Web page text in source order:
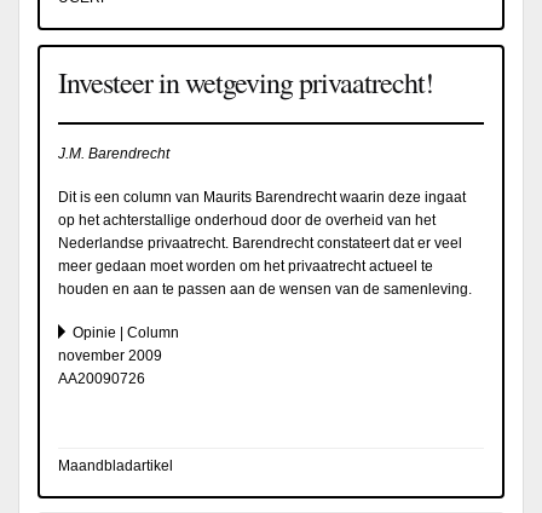
Investeer in wetgeving privaatrecht!
J.M. Barendrecht
Dit is een column van Maurits Barendrecht waarin deze ingaat
op het achterstallige onderhoud door de overheid van het
Nederlandse privaatrecht. Barendrecht constateert dat er veel
meer gedaan moet worden om het privaatrecht actueel te
houden en aan te passen aan de wensen van de samenleving.
Opinie | Column
november 2009
AA20090726
Maandbladartikel